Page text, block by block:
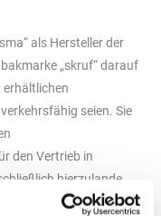
als Hersteller der
„skruf“ darauf
erhältlichen
seien. Sie
den Vertrieb in
hierzulande